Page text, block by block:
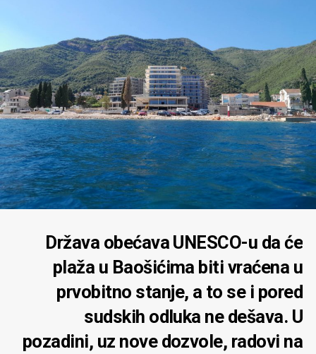
Država obećava UNESCO-u da će
plaža u Baošićima biti vraćena u
prvobitno stanje, a to se i pored
sudskih odluka ne dešava. U
pozadini, uz nove dozvole, radovi na